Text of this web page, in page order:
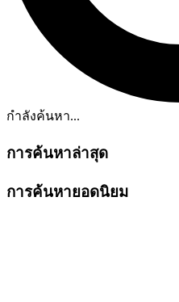
กำลังค้นหา...
การค้นหาล่าสุด
การค้นหายอดนิยม